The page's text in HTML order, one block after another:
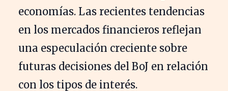
economías. Las recientes tendencias
en los mercados financieros reflejan
una especulación creciente sobre
futuras decisiones del BoJ en relación
con los tipos de interés.